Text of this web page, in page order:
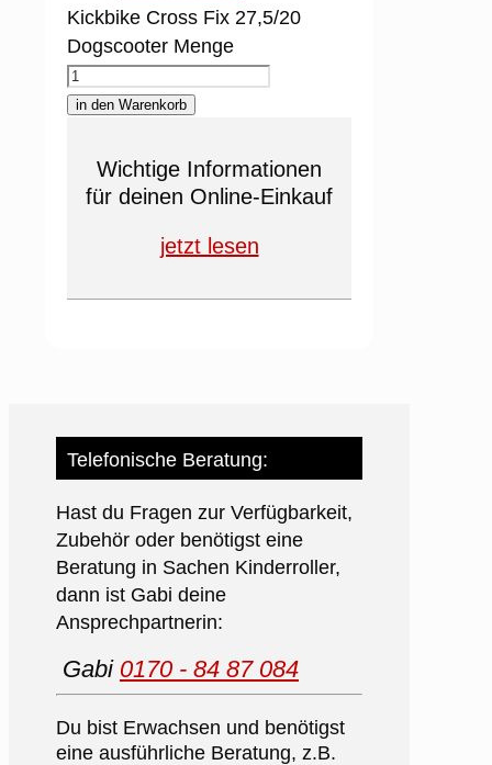
Kickbike Cross Fix 27,5/20
Dogscooter Menge
in den Warenkorb
Wichtige Informationen
für deinen Online-Einkauf
jetzt lesen
Telefonische Beratung:
Hast du Fragen zur Verfügbarkeit,
Zubehör oder benötigst eine
Beratung in Sachen Kinderroller,
dann ist Gabi deine
Ansprechpartnerin:
Gabi 0170 - 84 87 084
Du bist Erwachsen und benötigst
eine ausführliche Beratung, z.B.